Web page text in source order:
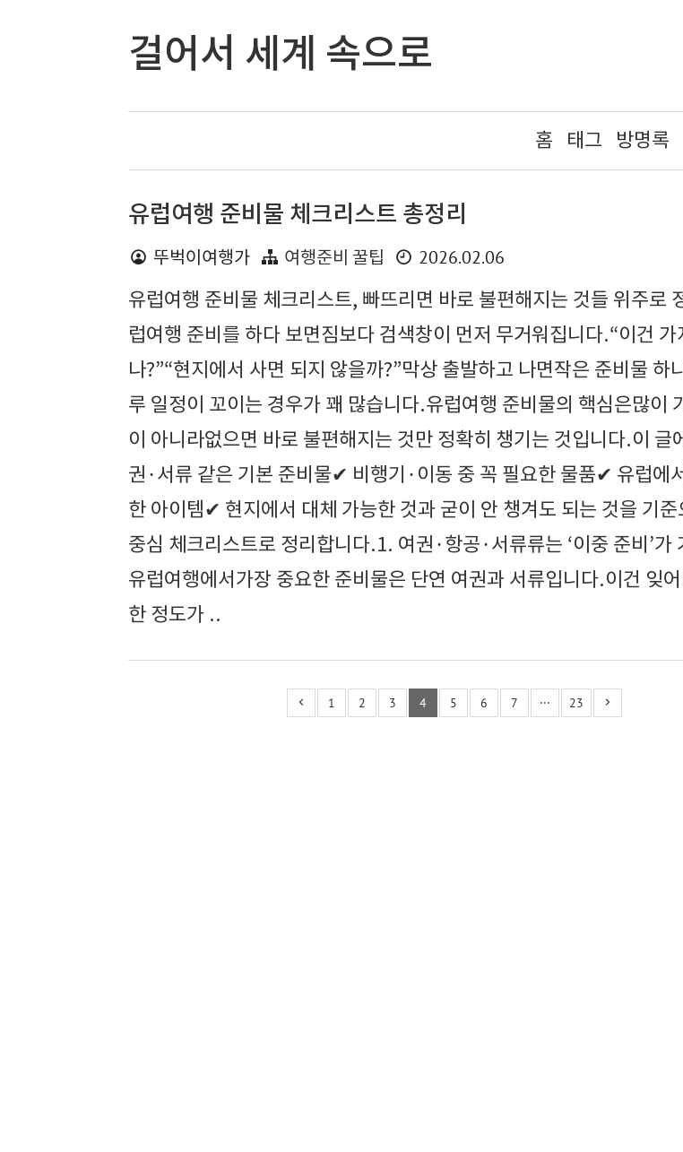
걸어서 세계 속으로
홈 태그 방명록
유럽여행 준비물 체크리스트 총정리
뚜벅이여행가 여행준비 꿀팁
2026.02.06
유럽여행 준비물 체크리스트, 빠뜨리면 바로 불편해지는 것들 위주로
럽여행 준비를 하다 보면짐보다 검색창이 먼저 무거워집니다.“이건 가
나?”“현지에서 사면 되지 않을까?”막상 출발하고 나면작은 준비물 하
루 일정이 꼬이는 경우가 꽤 많습니다.유럽여행 준비물의 핵심은많이
이 아니라없으면 바로 불편해지는 것만 정확히 챙기는 것입니다.이 글
권·서류 같은 기본 준비물✔ 비행기·이동 중 꼭 필요한 물품✔ 유럽에
한 아이템✔ 현지에서 대체 가능한 것과 굳이 안 챙겨도 되는 것을 기준
중심 체크리스트로 정리합니다.1. 여권·항공·서류류는 ‘이중 준비’가
유럽여행에서가장 중요한 준비물은 단연 여권과 서류입니다.이건 잊
한 정도가 ..
1 2 3 4 5 6 7 ··· 23